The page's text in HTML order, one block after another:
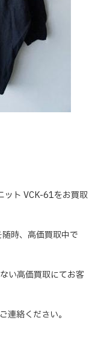
ット VCK-61をお買取
時、高価買取中で
い高価買取にてお客
連絡ください。